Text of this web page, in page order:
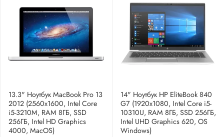
13.3" Ноутбук MacBook Pro 13
2012 (2560x1600, Intel Core
i5-3210M, RAM 8ГБ, SSD
256ГБ, Intel HD Graphics
4000, MacOS)
14" Ноутбук HP EliteBook 840
G7 (1920x1080, Intel Core i5-
10310U, RAM 8ГБ, SSD 256ГБ,
Intel UHD Graphics 620, OS
Windows)